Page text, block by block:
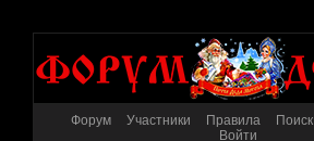
Форум Участники Правила Поиск
Войти